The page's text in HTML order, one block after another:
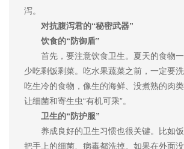
泻。
对抗腹泻君的“秘密武器”
饮食的“防御盾”
首先，要注意饮食卫生。夏天的食物
少吃剩饭剩菜。吃水果蔬菜之前，一定要
吃生冷的食物，像生的海鲜、没煮熟的肉
让细菌和寄生虫“有机可乘”。
卫生的“防护服”
养成良好的卫生习惯也很关键。比如
把手上的细菌、病毒都洗掉。如果在外面